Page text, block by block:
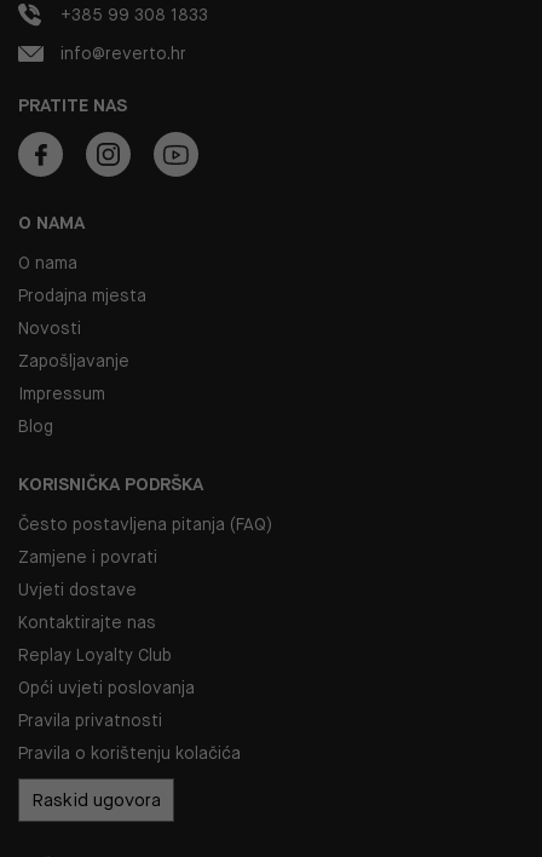
O NAMA
O nama
Prodajna mjesta
Novosti
Zapošljavanje
Impressum
Blog
KORISNIČKA PODRŠKA
Često postavljena pitanja (FAQ)
Zamjene i povrati
Uvjeti dostave
Kontaktirajte nas
Replay Loyalty Club
Opći uvjeti poslovanja
Pravila privatnosti
Pravila o korištenju kolačića
Raskid ugovora
PRATITE NAS
+385 99 308 1833
info@reverto.hr